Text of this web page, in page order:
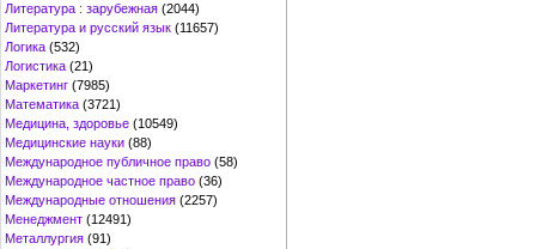
Литература : зарубежная (2044)
Литература и русский язык (11657)
Логика (532)
Логистика (21)
Маркетинг (7985)
Математика (3721)
Медицина, здоровье (10549)
Медицинские науки (88)
Международное публичное право (58)
Международное частное право (36)
Международные отношения (2257)
Менеджмент (12491)
Металлургия (91)